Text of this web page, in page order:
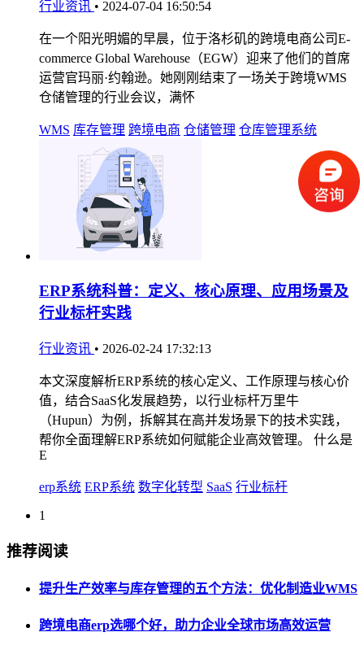
行业资讯 • 2024-07-04 16:50:54
在一个阳光明媚的早晨，位于洛杉矶的跨境电商公司E-
commerce Global Warehouse（EGW）迎来了他们的首席
运营官玛丽·约翰逊。她刚刚结束了一场关于跨境WMS
仓储管理的行业会议，满怀
WMS 库存管理 跨境电商 仓储管理 仓库管理系统
ERP系统科普：定义、核心原理、应用场景及
行业标杆实践
行业资讯 • 2026-02-24 17:32:13
本文深度解析ERP系统的核心定义、工作原理与核心价
值，结合SaaS化发展趋势，以行业标杆万里牛
（Hupun）为例，拆解其在高并发场景下的技术实践，
帮你全面理解ERP系统如何赋能企业高效管理。 什么是
E
erp系统 ERP系统 数字化转型 SaaS 行业标杆
1
推荐阅读
提升生产效率与库存管理的五个方法：优化制造业WMS
跨境电商erp选哪个好，助力企业全球市场高效运营